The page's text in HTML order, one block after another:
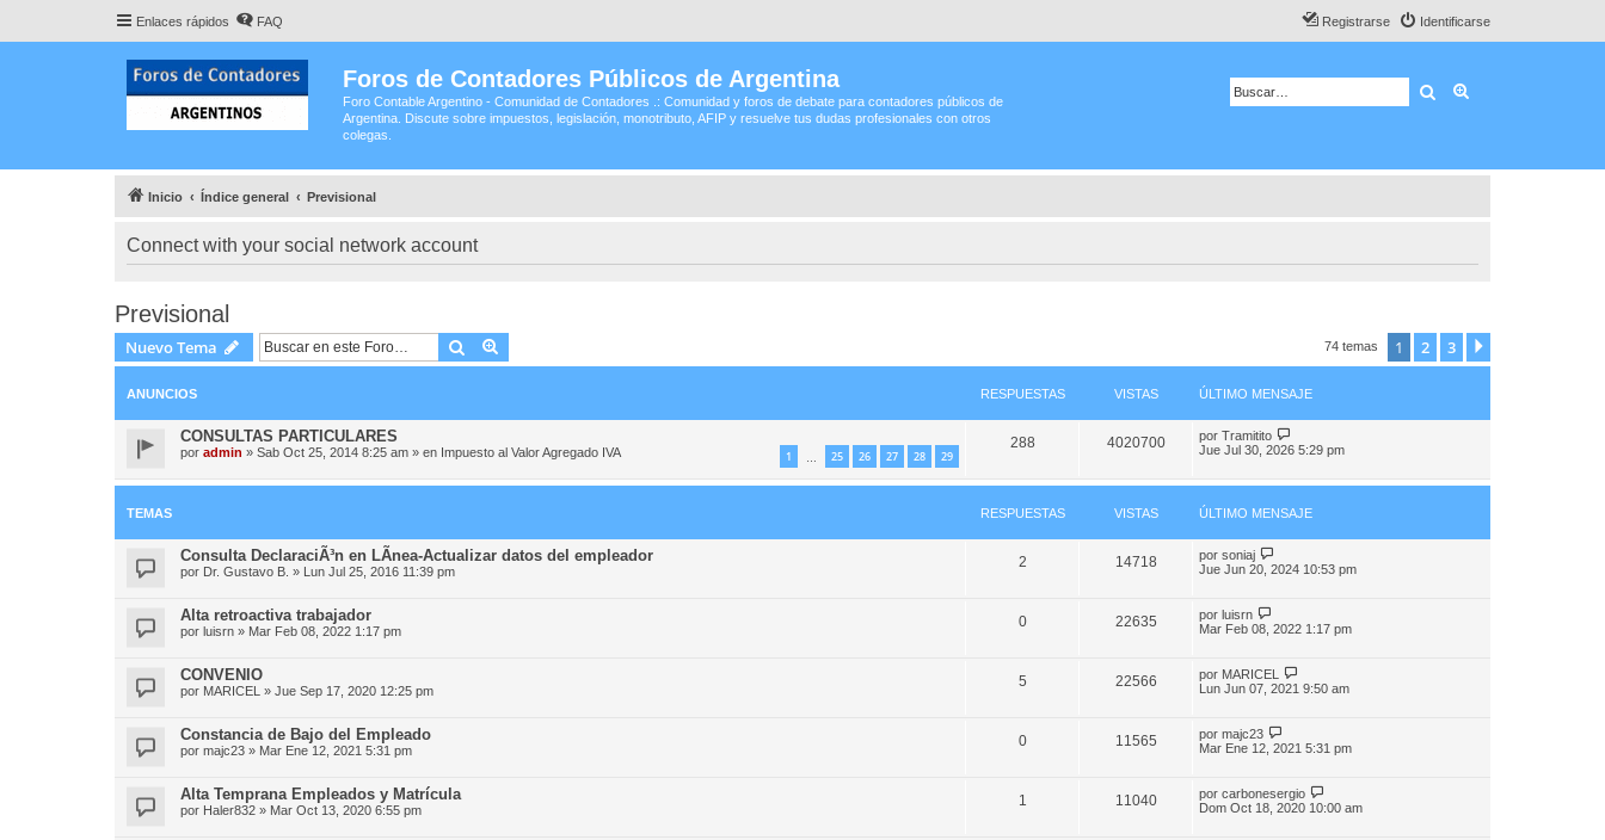
Enlaces rápidos FAQ Identificarse
Registrarse
Foros de Contadores Públicos de Argentina
Foro Contable Argentino - Comunidad de Contadores .: Comunidad y foros de debate para contadores públicos de
Argentina. Discute sobre impuestos, legislación, monotributo, AFIP y resuelve tus dudas profesionales con otros
colegas.
Buscar
Inicio Índice general Previsional
Connect with your social network account
Previsional
Nuevo Tema Buscar 74 temas 1 2 3
ANUNCIOS RESPUESTAS VISTAS ÚLTIMO MENSAJE
CONSULTAS PARTICULARES
por admin » Sab Oct 25, 2014 8:25 am » en Impuesto al Valor Agregado IVA 1 25 26 27 28 29
288 4020700 por Tramitito
Jue Jul 30, 2026 5:29 pm
TEMAS RESPUESTAS VISTAS ÚLTIMO MENSAJE
Consulta DeclaraciÃ³n en LÃ­nea-Actualizar datos del empleador
por Dr. Gustavo B. » Lun Jul 25, 2016 11:39 pm
2 14718 por soniaj
Jue Jun 20, 2024 10:53 pm
Alta retroactiva trabajador
por luisrn » Mar Feb 08, 2022 1:17 pm
0 22635 por luisrn
Mar Feb 08, 2022 1:17 pm
CONVENIO
por MARICEL » Jue Sep 17, 2020 12:25 pm
5 22566 por MARICEL
Lun Jun 07, 2021 9:50 am
Constancia de Bajo del Empleado
por majc23 » Mar Ene 12, 2021 5:31 pm
0 11565 por majc23
Mar Ene 12, 2021 5:31 pm
Alta Temprana Empleados y Matrícula
por Haler832 » Mar Oct 13, 2020 6:55 pm
1 11040 por carbonesergio
Dom Oct 18, 2020 10:00 am